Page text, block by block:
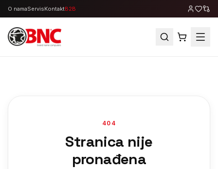
O namaServisKontaktB2B
404
Stranica nije
pronađena